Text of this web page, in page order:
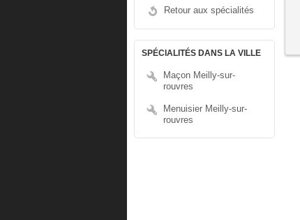
Retour aux spécialités
SPÉCIALITÉS DANS LA VILLE
Maçon Meilly-sur-
rouvres
Menuisier Meilly-sur-
rouvres